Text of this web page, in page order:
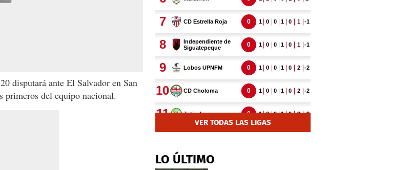
disputará ante El Salvador en San
primeros del equipo nacional.
VER TODAS LAS LIGAS
LO ÚLTIMO